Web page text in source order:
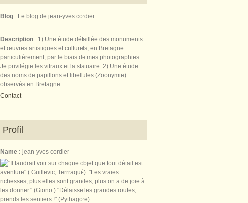
Blog : Le blog de jean-yves cordier
Description : 1) Une étude détaillée des monuments
et œuvres artistiques et culturels, en Bretagne
particulièrement, par le biais de mes photographies.
Je privilégie les vitraux et la statuaire. 2) Une étude
des noms de papillons et libellules (Zoonymie)
observés en Bretagne.
Contact
Profil
Name : jean-yves cordier